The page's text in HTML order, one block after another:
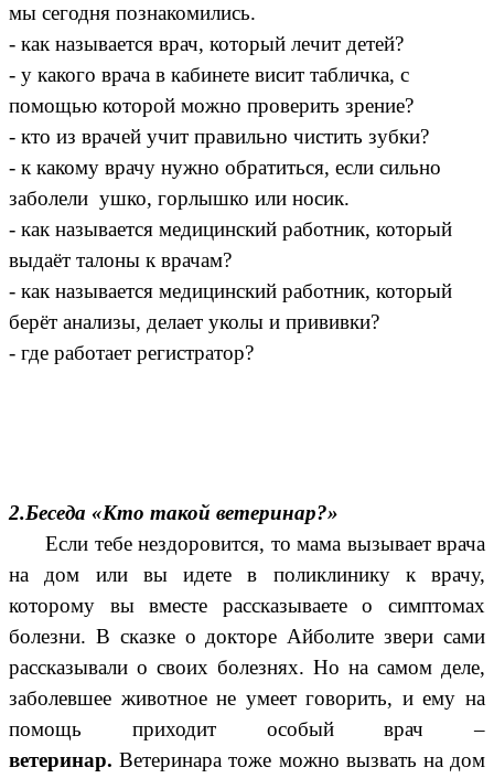
мы сегодня познакомились.
- как называется врач, который лечит детей?
- у какого врача в кабинете висит табличка, с
помощью которой можно проверить зрение?
- кто из врачей учит правильно чистить зубки?
- к какому врачу нужно обратиться, если сильно
заболели ушко, горлышко или носик.
- как называется медицинский работник, который
выдаёт талоны к врачам?
- как называется медицинский работник, который
берёт анализы, делает уколы и прививки?
- где работает регистратор?
2.Беседа «Кто такой ветеринар?»
Если тебе нездоровится, то мама вызывает врача
на дом или вы идете в поликлинику к врачу,
которому вы вместе рассказываете о симптомах
болезни. В сказке о докторе Айболите звери сами
рассказывали о своих болезнях. Но на самом деле,
заболевшее животное не умеет говорить, и ему на
помощь приходит особый врач –
ветеринар. Ветеринара тоже можно вызвать на дом